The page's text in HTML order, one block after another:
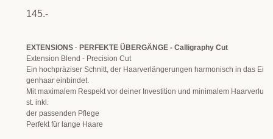
145.-
EXTENSIONS · PERFEKTE ÜBERGÄNGE - Calligraphy Cut
Extension Blend - Precision Cut
Ein hochpräziser Schnitt, der Haarverlängerungen harmonisch in das Ei
genhaar einbindet.
Mit maximalem Respekt vor deiner Investition und minimalem Haarverlu
st. inkl.
der passenden Pflege
Perfekt für lange Haare